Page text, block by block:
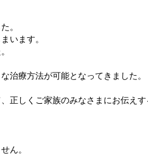
。
います。
治療方法が可能となってきました。
正しくご家族のみなさまにお伝えす
ん。